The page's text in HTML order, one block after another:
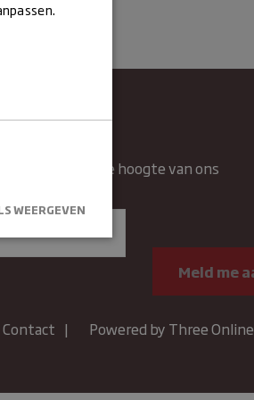
en blijft op de hoogte van ons
Contact Powered by Three Online
WEERGEVEN